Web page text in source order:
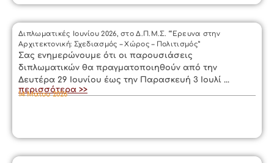
Διπλωματικές Ιουνίου 2026, στο Δ.Π.Μ.Σ. “‘Ερευνα στην
Αρχιτεκτονική: Σχεδιασμός – Χώρος – Πολιτισμός”
Σας ενημερώνουμε ότι οι παρουσιάσεις
διπλωματικών θα πραγματοποιηθούν από την
Δευτέρα 29 Ιουνίου έως την Παρασκευή 3 Ιουλί ...
περισσότερα >>
14 Μαΐου 2026